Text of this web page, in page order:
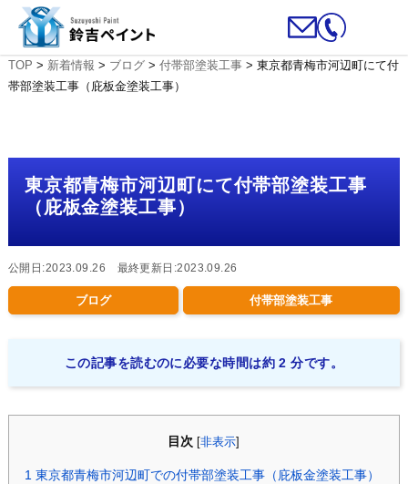
TOP > 新着情報 > ブログ> 付帯部塗装工事> 東京都青梅市河辺町にて付
帯部塗装工事（庇板金塗装工事）
東京都青梅市河辺町にて付帯部塗装工事
（庇板金塗装工事）
公開日:2023.09.26 最終更新日:2023.09.26
ブログ 付帯部塗装工事
この記事を読むのに必要な時間は約 2 分です。
目次 [非表示
1東京都青梅市河辺町での付帯部塗装工事（庇板金塗装工事）